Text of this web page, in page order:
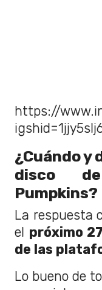
https://
¿Cuándo y
disco
Pumpkins?
La respuesta
el próximo
de las
Lo bueno de